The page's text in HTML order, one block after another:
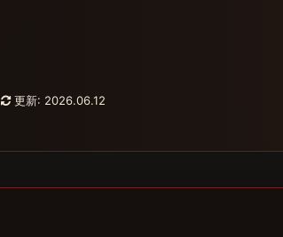
更新: 2026.06.12